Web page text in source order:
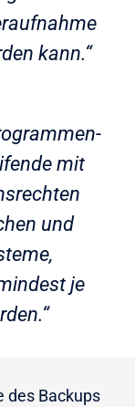
kann.“
mit
und
je
des Backups